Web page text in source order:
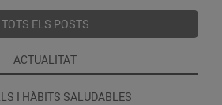
TOTS ELS POSTS
ACTUALITAT
I HÀBITS SALUDABLES